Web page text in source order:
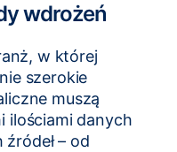
wdrożeń
w której
szerokie
muszą
ilościami danych
– od